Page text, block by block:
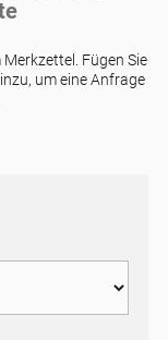
Fügen Sie
um eine Anfrage